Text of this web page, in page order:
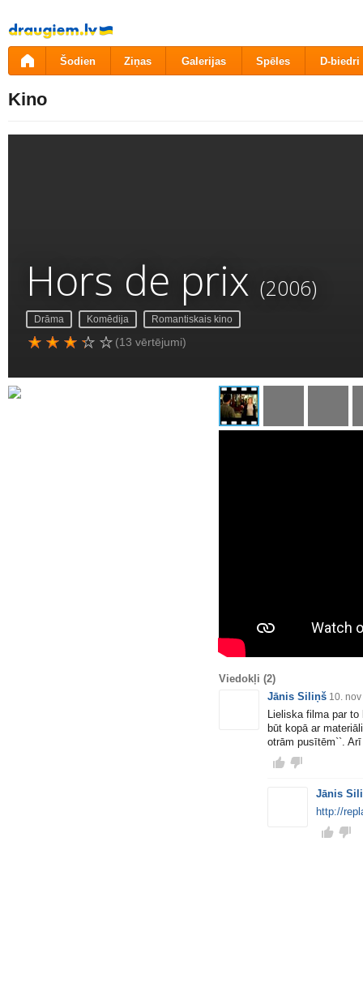
Pāriet
uz
saturu
Šodien Ziņas Galerijas Spēles D-biedri
Kino
Hors de prix (2006)
Drāma Komēdija Romantiskais kino
(13 vērtējumi)
Viedokļi (2)
Jānis Siliņš 10.
Lieliska filma par
būt kopā ar
otrām pusītēm``.
Jānis
http://